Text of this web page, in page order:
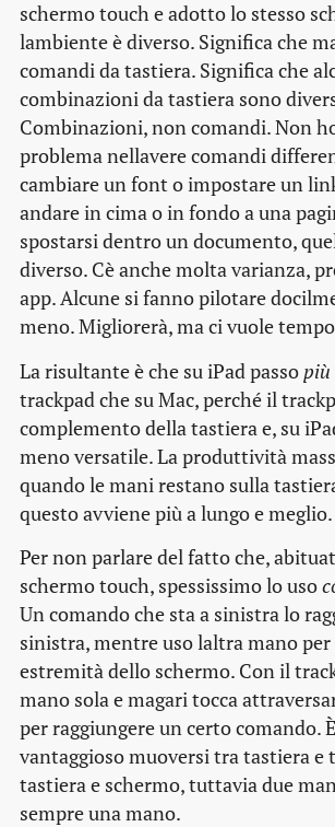
schermo touch e adotto lo stesso
lambiente è diverso. Significa che
comandi da tastiera. Significa che
combinazioni da tastiera sono
Combinazioni, non comandi. Non
problema nellavere comandi
cambiare un font o impostare un
andare in cima o in fondo a una
spostarsi dentro un documento,
diverso. Cè anche molta varianza,
app. Alcune si fanno pilotare
meno. Migliorerà, ma ci vuole
La risultante è che su iPad passo più
trackpad che su Mac, perché il
complemento della tastiera e, su
meno versatile. La produttività
quando le mani restano sulla
questo avviene più a lungo e meglio.
Per non parlare del fatto che,
schermo touch, spessissimo lo uso
Un comando che sta a sinistra lo
sinistra, mentre uso laltra mano
estremità dello schermo. Con il
mano sola e magari tocca
per raggiungere un certo comando.
vantaggioso muoversi tra tastiera e
tastiera e schermo, tuttavia due
sempre una mano.